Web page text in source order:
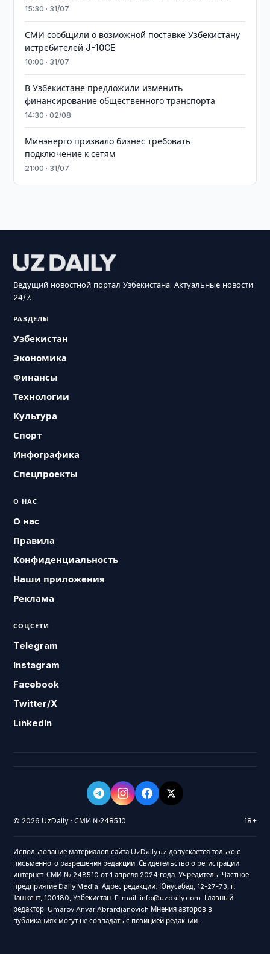
15:30 · 31/07
СМИ сообщили о возможной поставке Узбекистану
истребителей J-10CE
10:00 · 31/07
В Узбекистане предложили изменить
финансирование общественного транспорта
14:30 · 02/08
Минэнерго призвало бизнес требовать
подключение к сетям
21:00 · 31/07
Ведущий новостной портал Узбекистана. Актуальные новости
24/7.
РАЗДЕЛЫ
Узбекистан
Экономика
Финансы
Технологии
Культура
Спорт
Инфографика
Спецпроекты
О НАС
О нас
Правила
Конфиденциальность
Наши приложения
Реклама
СОЦСЕТИ
Telegram
Instagram
Facebook
Twitter/X
LinkedIn
© 2026 UzDaily · СМИ №248510 18+
Использование материалов сайта UzDaily.uz допускается только с
письменного разрешения редакции. Свидетельство о регистрации
интернет-СМИ № 248510 от 1 апреля 2024 года. Учредитель: Частное
предприятие Daily Media. Адрес редакции: Юнусабад, 12-27-73, г.
Ташкент, 100180, Узбекистан. E-mail: info@uzdaily.com. Главный
редактор: Umarov Anvar Abrardjanovich Мнения авторов в
публикациях могут не совпадать с позицией редакции.